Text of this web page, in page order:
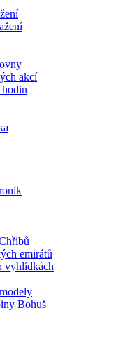
akcí
emirátů
vyhlídkách
Bohuš